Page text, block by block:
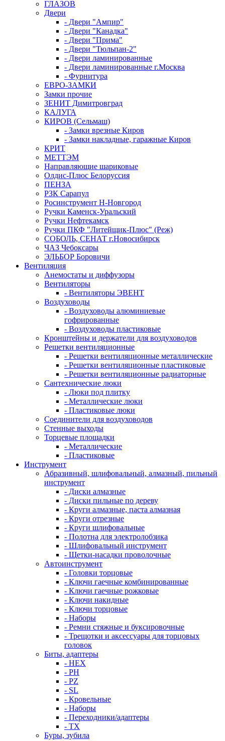
ГЛАЗОВ
Двери
- Двери "Ампир"
- Двери "Канадка"
- Двери "Прима"
- Двери "Тюльпан-2"
- Двери ламинированные
- Двери ламинированные г.Москва
- Фурнитура
ЕВРО-ЗАМКИ
Замки прочие
ЗЕНИТ Димитровград
КАЛУГА
КИРОВ (Сельмаш)
- Замки врезные Киров
- Замки накладные, гаражные Киров
КРИТ
МЕТТЭМ
Направляющие шариковые
Олдис-Плюс Белоруссия
ПЕНЗА
РЗК Сарапул
Росинструмент Н-Новгород
Ручки Каменск-Уральский
Ручки Нефтекамск
Ручки ПКФ "Литейщик-Плюс" (Реж)
СОБОЛЬ, СЕНАТ г.Новосибирск
ЧАЗ Чебоксары
ЭЛЬБОР Боровичи
Вентиляция
Анемостаты и диффузоры
Вентиляторы
- Вентиляторы ЭВЕНТ
Воздуховоды
- Воздуховоды алюминиевые
гофрированные
- Воздуховоды пластиковые
Кронштейны и держатели для воздуховодов
Решетки вентиляционные
- Решетки вентиляционные металлические
- Решетки вентиляционные пластиковые
- Решетки вентиляционные радиаторные
Сантехнические люки
- Люки под плитку
- Металлические люки
- Пластиковые люки
Соединители для воздуховодов
Стенные выходы
Торцевые площадки
- Металлические
- Пластиковые
Инструмент
Абразивный, шлифовальный, алмазный, пильный
инструмент
- Диски алмазные
- Диски пильные по дереву
- Круги алмазные, паста алмазная
- Круги отрезные
- Круги шлифовальные
- Полотна для электролобзика
- Шлифовальный инструмент
- Щетки-насадки проволочные
Автоинструмент
- Головки торцовые
- Ключи гаечные комбинированные
- Ключи гаечные рожковые
- Ключи накидные
- Ключи торцовые
- Наборы
- Ремни стяжные и буксировочные
- Трещотки и аксессуары для торцовых
головок
Биты, адаптеры
- HEX
- PH
- PZ
- SL
- Кровельные
- Наборы
- Переходники/адаптеры
- ТX
Буры, зубила